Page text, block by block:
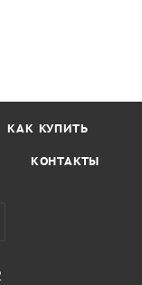
КАК КУПИТЬ
КОНТАКТЫ